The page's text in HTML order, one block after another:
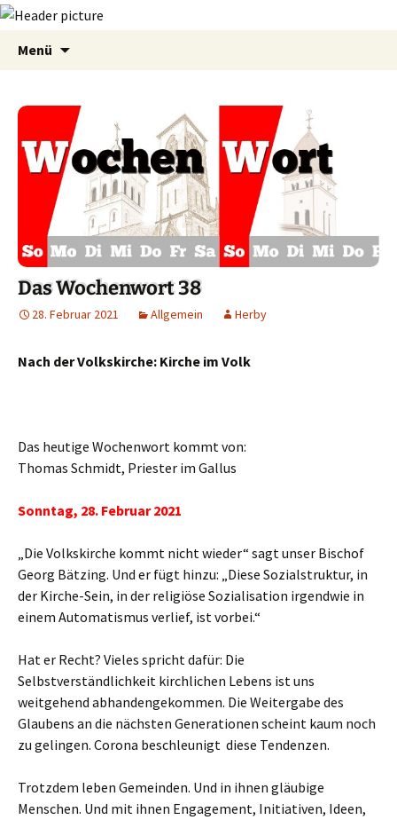
Menü
Das Wochenwort 38
28. Februar 2021 Allgemein Herby
Nach der Volkskirche: Kirche im Volk
Das heutige Wochenwort kommt von:
Thomas Schmidt, Priester im Gallus
Sonntag, 28. Februar 2021
„Die Volkskirche kommt nicht wieder“ sagt unser Bischof
Georg Bätzing. Und er fügt hinzu: „Diese Sozialstruktur, in
der Kirche-Sein, in der religiöse Sozialisation irgendwie in
einem Automatismus verlief, ist vorbei.“
Hat er Recht? Vieles spricht dafür: Die
Selbstverständlichkeit kirchlichen Lebens ist uns
weitgehend abhandengekommen. Die Weitergabe des
Glaubens an die nächsten Generationen scheint kaum noch
zu gelingen. Corona beschleunigt diese Tendenzen.
Trotzdem leben Gemeinden. Und in ihnen gläubige
Menschen. Und mit ihnen Engagement, Initiativen, Ideen,